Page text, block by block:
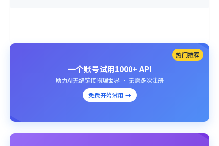
热门推荐
一个账号试用1000+ API
助力AI无缝链接物理世界 · 无需多次注册
免费开始试用 →